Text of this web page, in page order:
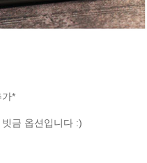
가*
금 옵션입니다 :)